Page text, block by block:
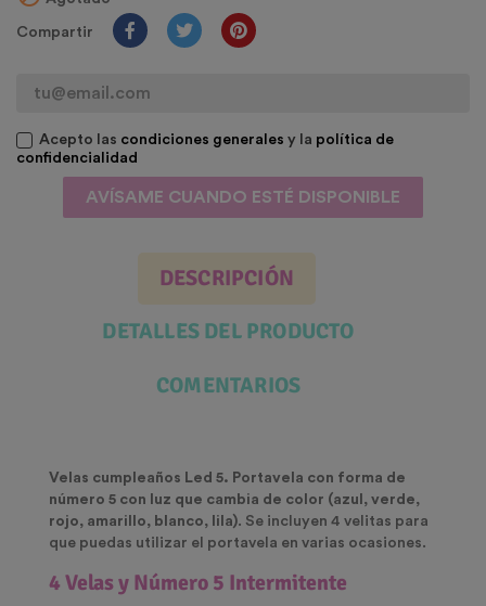
Compartir
Acepto las condiciones generales y la política de
confidencialidad
AVÍSAME CUANDO ESTÉ DISPONIBLE
DESCRIPCIÓN
DETALLES DEL PRODUCTO
COMENTARIOS
Velas cumpleaños Led 5. Portavela con forma de
número 5 con luz que cambia de color (azul, verde,
rojo, amarillo, blanco, lila). Se incluyen 4 velitas para
que puedas utilizar el portavela en varias ocasiones.
4 Velas y Número 5 Intermitente